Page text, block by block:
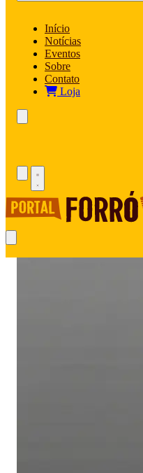
Início
Notícias
Eventos
Sobre
Contato
Loja